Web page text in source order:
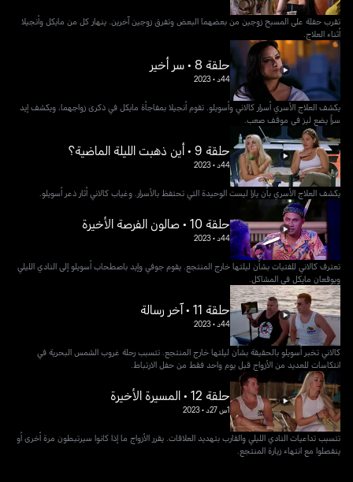
تقرب حفلة على المسبح زوجين من بعضهما البعض وتفرق زوجين آخرين. ينهار كل من مايكل وأنجيلا
أثناء العلاج.
حلقة 8 • سر أخير
44د •
2023
يكشف العلاج الأسري أسرار كالاني وأسويلو. تقوم أنجيلا بمفاجأة مايكل ​​في ذكرى زواجهما، ويكشف إيد
سراً يضع ليز في موقف صعب.
حلقة 9 • أين ذهبت الليلة الماضية؟
44د •
2023
يكشف العلاج الأسري بأن يارا ليست الوحيدة التي تحتفظ بالأسرار. وغياب كالاني أثار ذعر أسويلو.
حلقة 10 • صالون الفرصة الأخيرة
44د •
2023
تعترف كالاني للفتيات بشأن ليلتها خارج المنتجع. يقوم جوفي وإيد باصطحاب أسويلو إلى النادي الليلي
ويوقعان مايكل ​​في المشاكل.
حلقة 11 • آخر رسالة
44د •
2023
كالاني تخبر أسويلو بالحقيقة بشأن ليلتها خارج المنتجع. تتسبب رحلة غروب الشمس البحرية في
انتكاسات للعديد من الأزواج قبل يوم واحد فقط من حفل الارتباط.
حلقة 12 • المسيرة الأخيرة
1س 27د •
2023
تتسبب تداعيات النادي الليلي والقارب بتهديد العلاقات. يقرر الأزواج ما إذا كانوا سيرتبطون مرة أخرى أو
ينفصلوا مع انتهاء زيارة المنتجع.